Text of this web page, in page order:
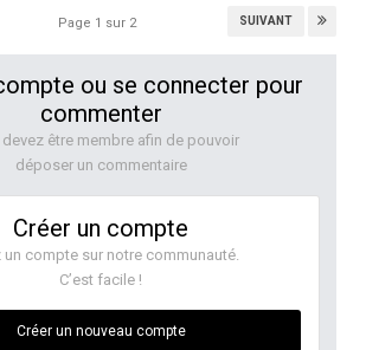
SUIVANT
Page 1 sur 2
ou se connecter pour
commenter
être membre afin de pouvoir
déposer un commentaire
Créer un compte
un compte sur notre communauté.
C’est facile !
Créer un nouveau compte